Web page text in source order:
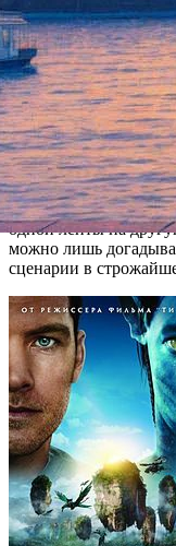
сиквела снимаются
режиссер картин
суждено стать еще
новой семейной
не представляли.
Как сообщает
Манхеттен-Бич
зрители увидят
первыми двумя идет
съемки
одной ленты на
можно лишь
сценарии в